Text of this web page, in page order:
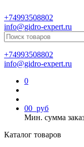
+74993508802
info@gidro-expert.ru
+74993508802
info@gidro-expert.ru
0
00 руб
Мин. сумма
Каталог товаров